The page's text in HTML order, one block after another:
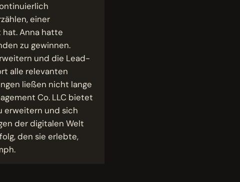
einer
Anna hatte
zu gewinnen.
und die Lead-
alle relevanten
ließen nicht lange
Co. LLC bietet
erweitern und sich
der digitalen Welt
den sie erlebte,